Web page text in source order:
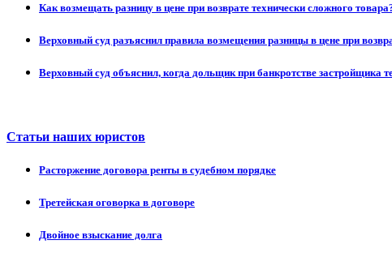
Как возмещать разницу в цене при возврате технически сложного
Верховный суд разъяснил правила возмещения разницы в цене при
Верховный суд объяснил, когда дольщик при банкротстве застройщика
Статьи наших юристов
Расторжение договора ренты в судебном порядке
Третейская оговорка в договоре
Двойное взыскание долга